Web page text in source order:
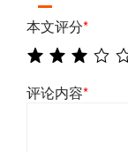
本文评分*
评论内容*